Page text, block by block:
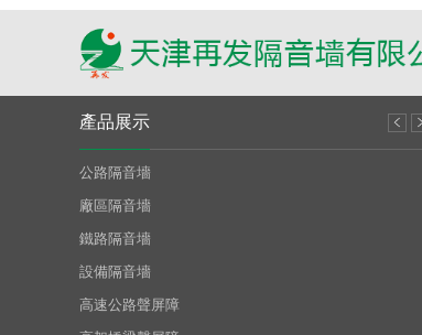
產品展示
公路隔音墻
廠區隔音墻
鐵路隔音墻
設備隔音墻
高速公路聲屏障